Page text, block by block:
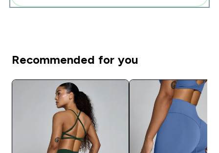
Recommended for you